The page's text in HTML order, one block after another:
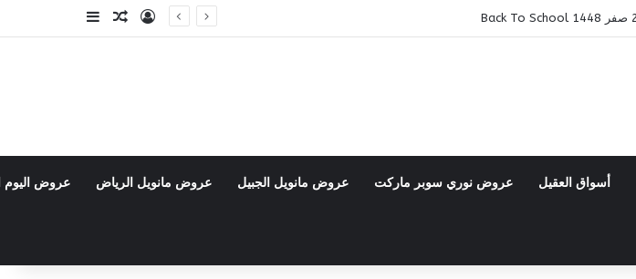
تسجيل الدخول
مقال عشوائي
إضافة عمود
أسواق العقيل عروض نوري سوبر ماركت عروض مانويل الجبيل عروض مانويل الرياض عروض اليوم